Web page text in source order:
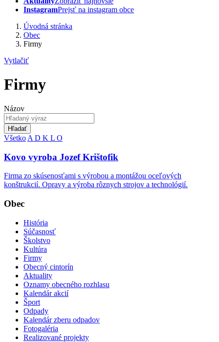
InstagramPrejsť na instagram obce
Úvodná stránka
Obec
Firmy
Vytlačiť
Firmy
Názov
Hľadať
Všetko A D K L O
Kovo vyroba Jozef Krištofik
Firma zo skúsenosťami s výrobou a montážou oceľových
konštrukcií. Opravy a výroba rôznych strojov a technológií.
Obec
História
Súčasnosť
Školstvo
Kultúra
Firmy
Obecný cintorín
Aktuality
Oznamy obecného rozhlasu
Kalendár akcií
Šport
Odpady
Kalendár zberu odpadov
Fotogaléria
Realizované projekty